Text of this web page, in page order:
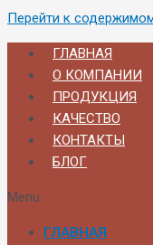
Перейти к
ГЛАВНАЯ
О КОМПАНИИ
ПРОДУКЦИЯ
КАЧЕСТВО
КОНТАКТЫ
БЛОГ
Menu
ГЛАВНАЯ